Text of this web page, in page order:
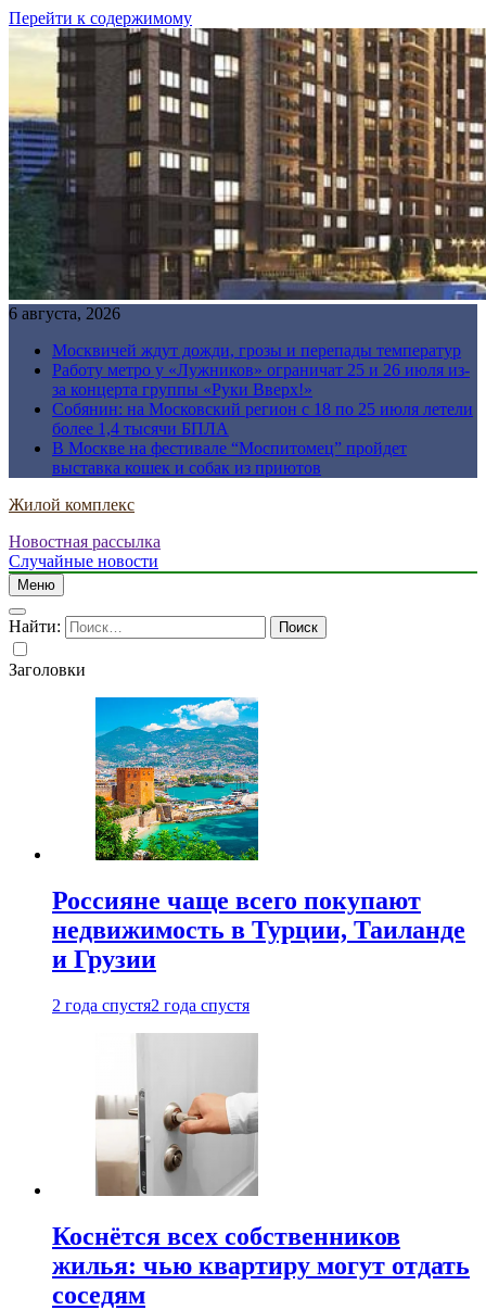
Перейти к содержимому
6 августа, 2026
Москвичей ждут дожди, грозы и перепады температур
Работу метро у «Лужников» ограничат 25 и 26 июля из-
за концерта группы «Руки Вверх!»
Собянин: на Московский регион с 18 по 25 июля летели
более 1,4 тысячи БПЛА
В Москве на фестивале “Моспитомец” пройдет
выставка кошек и собак из приютов
Жилой комплекс
Новостная рассылка
Случайные новости
Меню
Найти:
Заголовки
Россияне чаще всего покупают
недвижимость в Турции, Таиланде
и Грузии
2 года спустя2 года спустя
Коснётся всех собственников
жилья: чью квартиру могут отдать
соседям